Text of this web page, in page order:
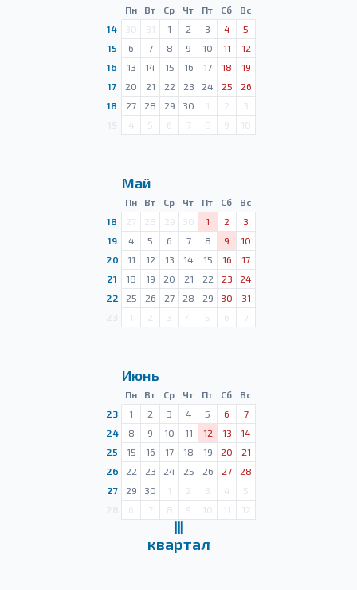
Пн Вт Ср Чт Пт Сб
Вс
14
30 31 1 2 3 4
5
15
6 7 8 9 10 11
12
16
13 14 15 16 17 18
19
17
20 21 22 23 24 25
26
18
27 28 29 30 1 2
3
4 5 6 7 8 9 10
Май
Пн Вт Ср Чт Пт Сб
Вс
18
27 28 29 30 1 2
3
19
4 5 6 7 8 9
10
20
11 12 13 14 15 16
17
21
18 19 20 21 22 23
24
22
25 26 27 28 29 30
31
1 2 3 4 5 6 7
Июнь
Пн Вт Ср Чт Пт Сб
Вс
23
1 2 3 4 5 6
7
24
8 9 10 11 12 13
14
25
15 16 17 18 19 20
21
26
22 23 24 25 26 27
28
27
29 30 1 2 3 4
5
6 7 8 9 10 11 12
Ⅲ
квартал